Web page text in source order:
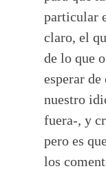
particular
claro, el
de lo que
esperar
nuestro
fuera-, y
pero es
los